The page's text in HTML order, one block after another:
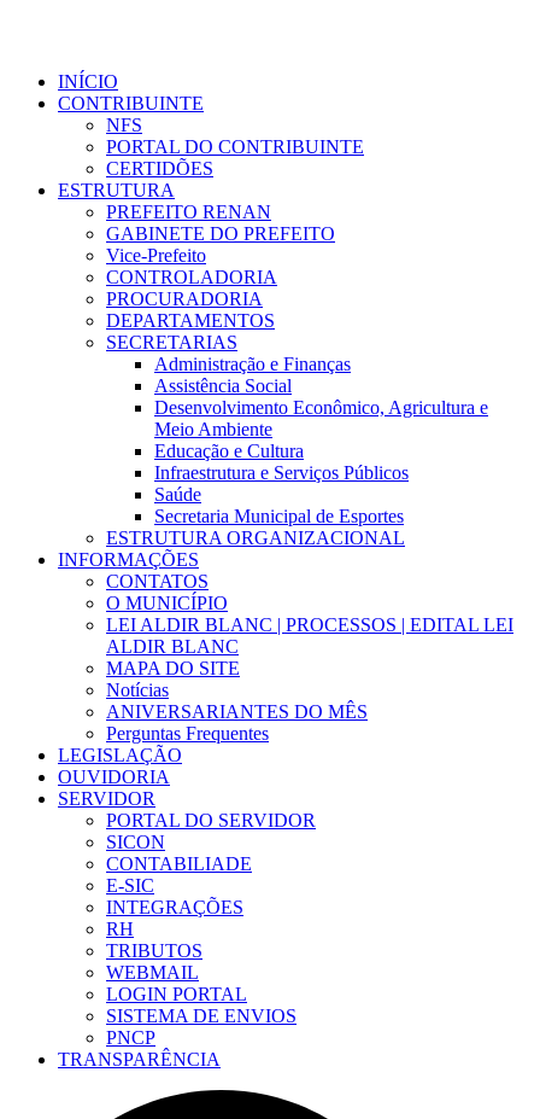
INÍCIO
CONTRIBUINTE
NFS
PORTAL DO CONTRIBUINTE
CERTIDÕES
ESTRUTURA
PREFEITO RENAN
GABINETE DO PREFEITO
Vice-Prefeito
CONTROLADORIA
PROCURADORIA
DEPARTAMENTOS
SECRETARIAS
Administração e Finanças
Assistência Social
Desenvolvimento Econômico, Agricultura e
Meio Ambiente
Educação e Cultura
Infraestrutura e Serviços Públicos
Saúde
Secretaria Municipal de Esportes
ESTRUTURA ORGANIZACIONAL
INFORMAÇÕES
CONTATOS
O MUNICÍPIO
LEI ALDIR BLANC | PROCESSOS | EDITAL LEI
ALDIR BLANC
MAPA DO SITE
Notícias
ANIVERSARIANTES DO MÊS
Perguntas Frequentes
LEGISLAÇÃO
OUVIDORIA
SERVIDOR
PORTAL DO SERVIDOR
SICON
CONTABILIADE
E-SIC
INTEGRAÇÕES
RH
TRIBUTOS
WEBMAIL
LOGIN PORTAL
SISTEMA DE ENVIOS
PNCP
TRANSPARÊNCIA